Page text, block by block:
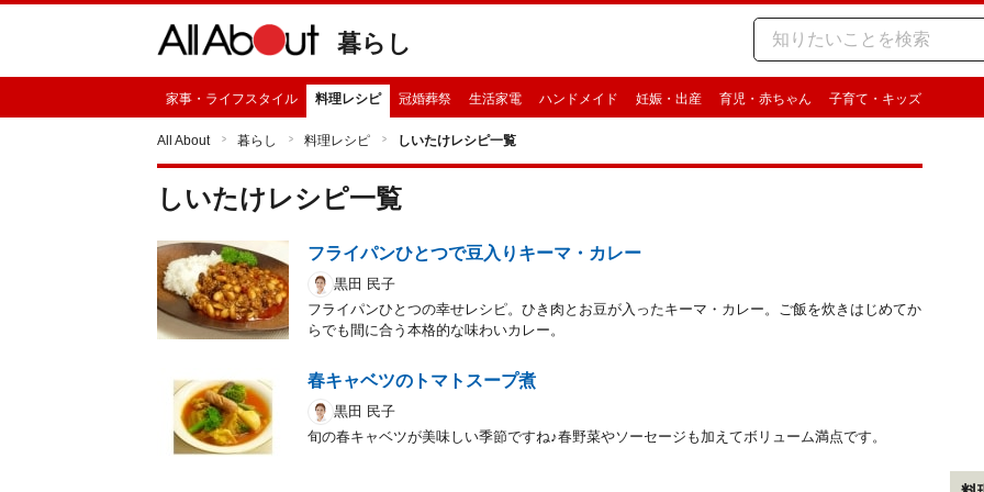
暮らし
家事・ライフスタイル 料理レシピ 冠婚葬祭 生活家電 ハンドメイド 妊娠・出産 育児・赤ちゃん 子育て・キッズ
All About 暮らし 料理レシピ しいたけレシピ一覧
しいたけレシピ一覧
フライパンひとつで豆入りキーマ・カレー
黒田 民子
フライパンひとつの幸せレシピ。ひき肉とお豆が入ったキーマ・カレー。ご飯を炊きはじめてか
らでも間に合う本格的な味わいカレー。
春キャベツのトマトスープ煮
黒田 民子
旬の春キャベツが美味しい季節ですね♪春野菜やソーセージも加えてボリューム満点です。